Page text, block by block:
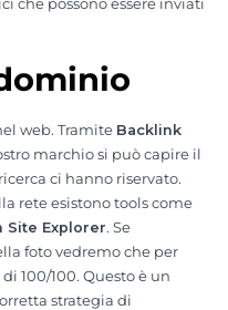
che possono essere inviati
web. Tramite Backlink
marchio si può capire il
ci hanno riservato.
rete esistono tools come
Site Explorer. Se
foto vedremo che per
100/100. Questo è un
strategia di